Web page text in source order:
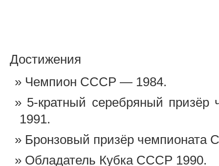
Достижения
Чемпион СССР — 1984.
5-кратный серебряный
1991.
Бронзовый призёр чемпионата
Обладатель Кубка СССР 1990.